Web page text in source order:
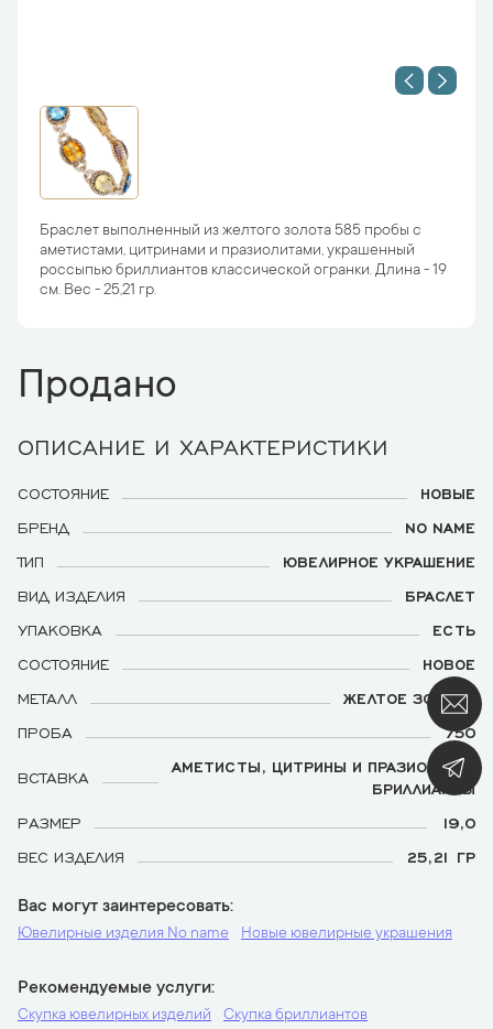
Браслет выполненный из желтого золота 585 пробы с
аметистами, цитринами и празиолитами, украшенный
россыпью бриллиантов классической огранки. Длина - 19
см. Вес - 25,21 гр.
Продано
ОПИСАНИЕ И ХАРАКТЕРИСТИКИ
СОСТОЯНИЕ
НОВЫЕ
БРЕНД
NO NAME
ТИП
ЮВЕЛИРНОЕ УКРАШЕНИЕ
ВИД ИЗДЕЛИЯ
БРАСЛЕТ
УПАКОВКА
ЕСТЬ
СОСТОЯНИЕ
НОВОЕ
МЕТАЛЛ
ЖЕЛТОЕ ЗОЛОТО
ПРОБА
750
ВСТАВКА
АМЕТИСТЫ, ЦИТРИНЫ И ПРАЗИОЛИТЫ,
БРИЛЛИАНТЫ
РАЗМЕР
19,0
ВЕС ИЗДЕЛИЯ
25,21 ГР
Вас могут заинтересовать
Ювелирные изделия No name Новые ювелирные украшения
Рекомендуемые услуги
Скупка ювелирных изделий
Скупка бриллиантов